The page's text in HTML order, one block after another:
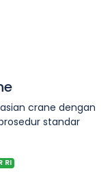
crane dengan
standar
RI